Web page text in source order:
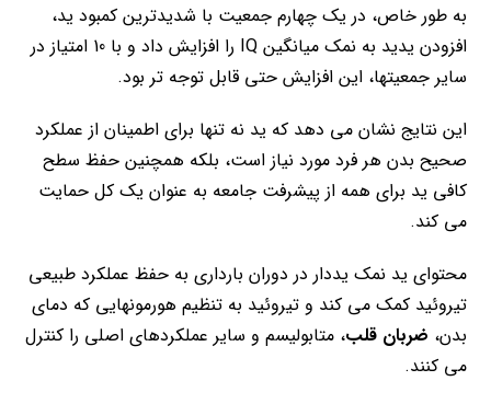
به طور خاص، در یک چهارم جمعیت با شدیدترین کمبود ید،
افزودن یدید به نمک میانگین IQ را افزایش داد و با 10 امتیاز در
سایر جمعیتها، این افزایش حتی قابل توجه تر بود.
این نتایج نشان می دهد که ید نه تنها برای اطمینان از عملکرد
صحیح بدن هر فرد مورد نیاز است، بلکه همچنین حفظ سطح
کافی ید برای همه از پیشرفت جامعه به عنوان یک کل حمایت
می کند.
محتوای ید نمک یددار در دوران بارداری به حفظ عملکرد طبیعی
تیروئید کمک می کند و تیروئید به تنظیم هورمونهایی که دمای
بدن، ضربان قلب، متابولیسم و سایر عملکردهای اصلی را کنترل
می کنند.